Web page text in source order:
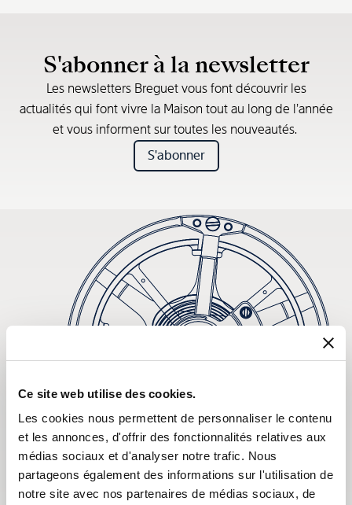
Ce site web utilise des cookies.
Les cookies nous permettent de personnaliser le contenu
et les annonces, d'offrir des fonctionnalités relatives aux
médias sociaux et d'analyser notre trafic. Nous
partageons également des informations sur l'utilisation de
notre site avec nos partenaires de médias sociaux, de
S'abonner à la newsletter
Les newsletters Breguet vous font découvrir les
actualités qui font vivre la Maison tout au long de l’année
et vous informent sur toutes les nouveautés.
S'abonner